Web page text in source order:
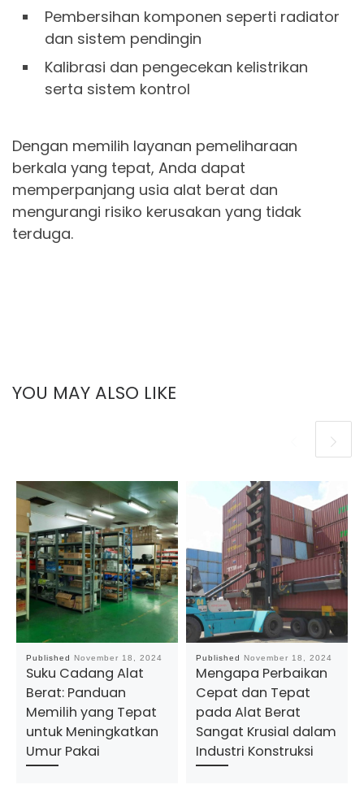
Pembersihan komponen seperti radiator
dan sistem pendingin
Kalibrasi dan pengecekan kelistrikan
serta sistem kontrol
Dengan memilih layanan pemeliharaan
berkala yang tepat, Anda dapat
memperpanjang usia alat berat dan
mengurangi risiko kerusakan yang tidak
terduga.
YOU MAY ALSO LIKE
Published November 18, 2024
Suku Cadang Alat
Berat: Panduan
Memilih yang Tepat
untuk Meningkatkan
Umur Pakai
Published November 18, 2024
Mengapa Perbaikan
Cepat dan Tepat
pada Alat Berat
Sangat Krusial dalam
Industri Konstruksi